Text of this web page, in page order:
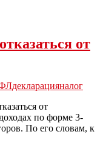
от
декларацияналог
от
по форме 3-
По его словам, к